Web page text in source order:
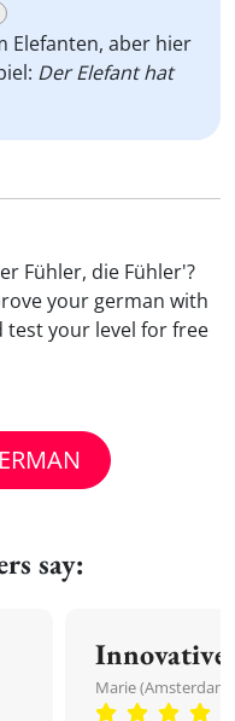
Elefanten, aber hier
Der Elefant hat
Fühler, die Fühler'?
your german with
your level for free
say:
Innovative
Marie